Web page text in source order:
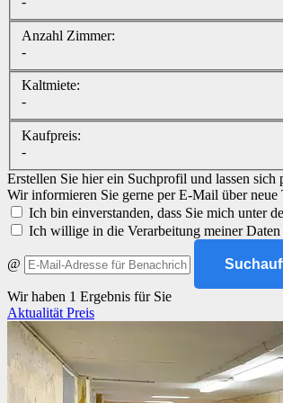
Anzahl Zimmer:
-
Kaltmiete:
-
Kaufpreis:
-
Erstellen Sie hier ein Suchprofil und lassen
Wir informieren Sie gerne per E-Mail über
Ich bin einverstanden, dass Sie mich unter
Ich willige in die Verarbeitung meiner
@
Wir haben 1 Ergebnis für Sie
Aktualität Preis